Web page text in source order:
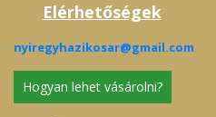
Elérhetőségek
nyiregyhazikosar@gmail.com
Hogyan lehet vásárolni?